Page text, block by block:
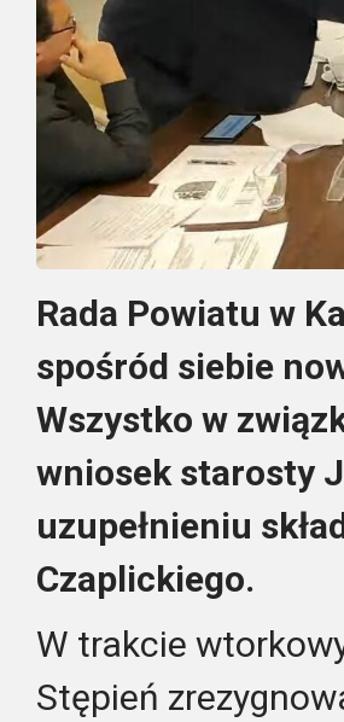
Rada Powiatu w
spośród siebie
Wszystko w
wniosek starosty
uzupełnieniu
Czaplickiego.
W trakcie
Stępień